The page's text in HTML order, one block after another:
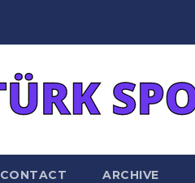
CONTACT ARCHIVE